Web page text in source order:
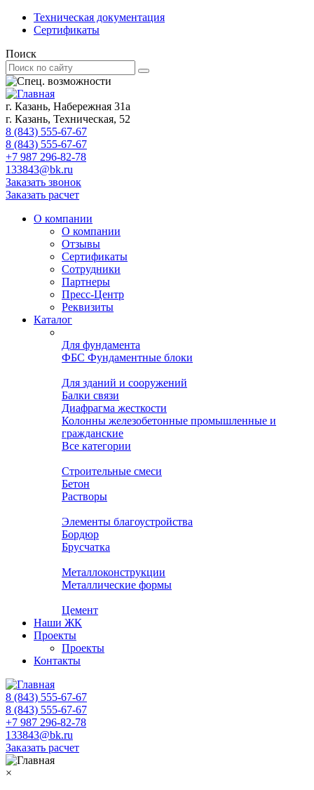
Техническая документация
Сертификаты
Поиск
г. Казань, Набережная 31а
г. Казань, Техническая, 52
8 (843) 555-67-67
8 (843) 555-67-67
+7 987 296-82-78
133843@bk.ru
Заказать звонок
Заказать расчет
О компании
О компании
Отзывы
Сертификаты
Сотрудники
Партнеры
Пресс-Центр
Реквизиты
Каталог
Для фундамента
ФБС Фундаментные блоки
Для зданий и сооружений
Балки связи
Диафрагма жесткости
Колонны железобетонные промышленные и
гражданские
Все категории
Строительные смеси
Бетон
Растворы
Элементы благоустройства
Бордюр
Брусчатка
Металлоконструкции
Металлические формы
Цемент
Наши ЖК
Проекты
Проекты
Контакты
8 (843) 555-67-67
8 (843) 555-67-67
+7 987 296-82-78
133843@bk.ru
Заказать расчет
×